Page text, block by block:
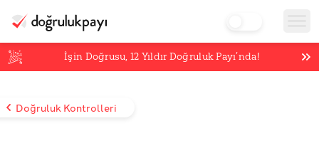
İşin Doğrusu,12 Yıldır Doğruluk Payı’nda!
Doğruluk Kontrolleri